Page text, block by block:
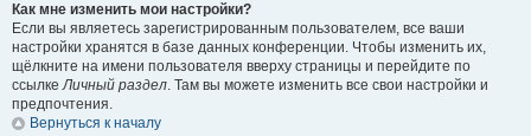
Как мне изменить мои настройки?
Если вы являетесь зарегистрированным пользователем, все ваши
настройки хранятся в базе данных конференции. Чтобы изменить их,
щёлкните на имени пользователя вверху страницы и перейдите по
ссылкеЛичный раздел. Там вы можете изменить все свои настройки и
предпочтения.
Вернуться к началу